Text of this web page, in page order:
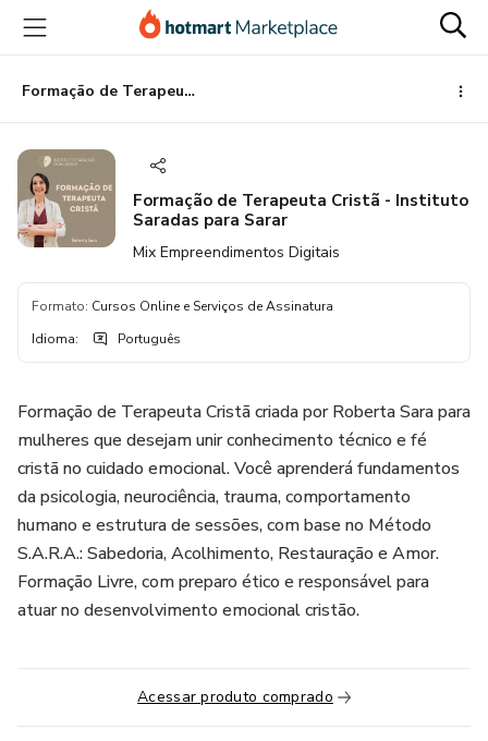
para
conteúdo
principal
para
pagamento
para
rodapé
Formação de Terapeuta Cristã - Instituto Saradas para Sarar
Formação de Terapeuta Cristã - Instituto
Saradas para Sarar
Mix Empreendimentos Digitais
Formato: Cursos Online e Serviços de Assinatura
Idioma: Português
Formação de Terapeuta Cristã criada por Roberta Sara para
mulheres que desejam unir conhecimento técnico e fé
cristã no cuidado emocional. Você aprenderá fundamentos
da psicologia, neurociência, trauma, comportamento
humano e estrutura de sessões, com base no Método
S.A.R.A.: Sabedoria, Acolhimento, Restauração e Amor.
Formação Livre, com preparo ético e responsável para
atuar no desenvolvimento emocional cristão.
Acessar produto comprado